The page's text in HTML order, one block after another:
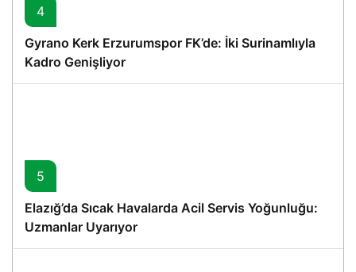
4
Gyrano Kerk Erzurumspor FK’de: İki Surinamlıyla
Kadro Genişliyor
5
Elazığ’da Sıcak Havalarda Acil Servis Yoğunluğu:
Uzmanlar Uyarıyor